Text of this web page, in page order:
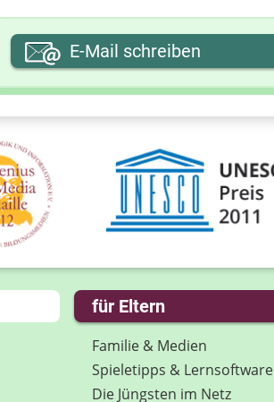
Ihre E-Mail-Adresse
Ihre Nachricht
E-Mail schreiben
für Eltern
Familie & Medien
Spieletipps & Lernsoftware
Die Jüngsten im Netz